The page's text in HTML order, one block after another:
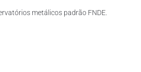
metálicos padrão FNDE.